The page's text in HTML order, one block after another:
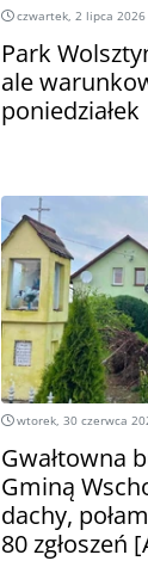
czwartek, 2 lipca 2026
Park
ale
poniedziałek
wtorek, 30 czerwca
Gwałtowna
Gminą
dachy,
80 zgłoszeń